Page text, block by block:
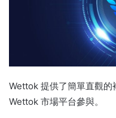
Wettok 提供了簡單直觀的
Wettok 市場平台參與。